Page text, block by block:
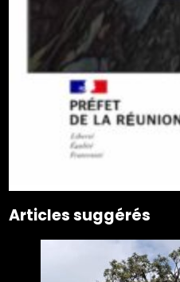
Articles suggérés